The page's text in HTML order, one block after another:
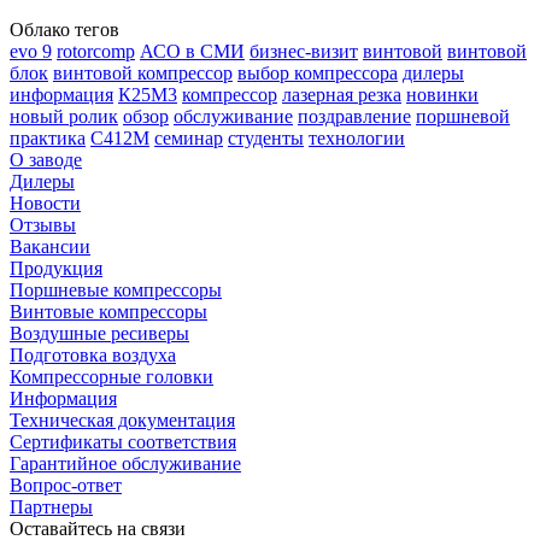
Облако тегов
evo 9 rotorcomp АСО в СМИ бизнес-визит винтовой винтовой
блок винтовой компрессор выбор компрессора дилеры
информация К25М3 компрессор лазерная резка новинки
новый ролик обзор обслуживание поздравление поршневой
практика С412М семинар студенты технологии
О заводе
Дилеры
Новости
Отзывы
Вакансии
Продукция
Поршневые компрессоры
Винтовые компрессоры
Воздушные ресиверы
Подготовка воздуха
Компрессорные головки
Информация
Техническая документация
Сертификаты соответствия
Гарантийное обслуживание
Вопрос-ответ
Партнеры
Оставайтесь на связи